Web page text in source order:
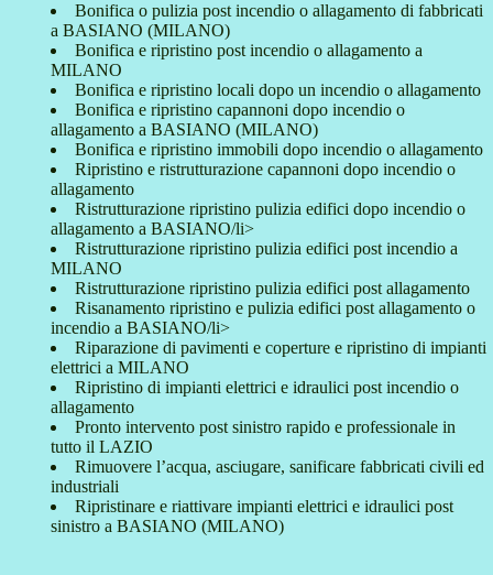
Bonifica o pulizia post incendio o allagamento di fabbricati
a BASIANO (MILANO)
Bonifica e ripristino post incendio o allagamento a
MILANO
Bonifica e ripristino locali dopo un incendio o allagamento
Bonifica e ripristino capannoni dopo incendio o
allagamento a BASIANO (MILANO)
Bonifica e ripristino immobili dopo incendio o allagamento
Ripristino e ristrutturazione capannoni dopo incendio o
allagamento
Ristrutturazione ripristino pulizia edifici dopo incendio o
allagamento a BASIANO/li>
Ristrutturazione ripristino pulizia edifici post incendio a
MILANO
Ristrutturazione ripristino pulizia edifici post allagamento
Risanamento ripristino e pulizia edifici post allagamento o
incendio a BASIANO/li>
Riparazione di pavimenti e coperture e ripristino di impianti
elettrici a MILANO
Ripristino di impianti elettrici e idraulici post incendio o
allagamento
Pronto intervento post sinistro rapido e professionale in
tutto il LAZIO
Rimuovere l’acqua, asciugare, sanificare fabbricati civili ed
industriali
Ripristinare e riattivare impianti elettrici e idraulici post
sinistro a BASIANO (MILANO)